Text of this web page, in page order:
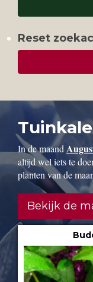
Reset
In de maand
altijd wel iets te
planten van de
Bekijk de